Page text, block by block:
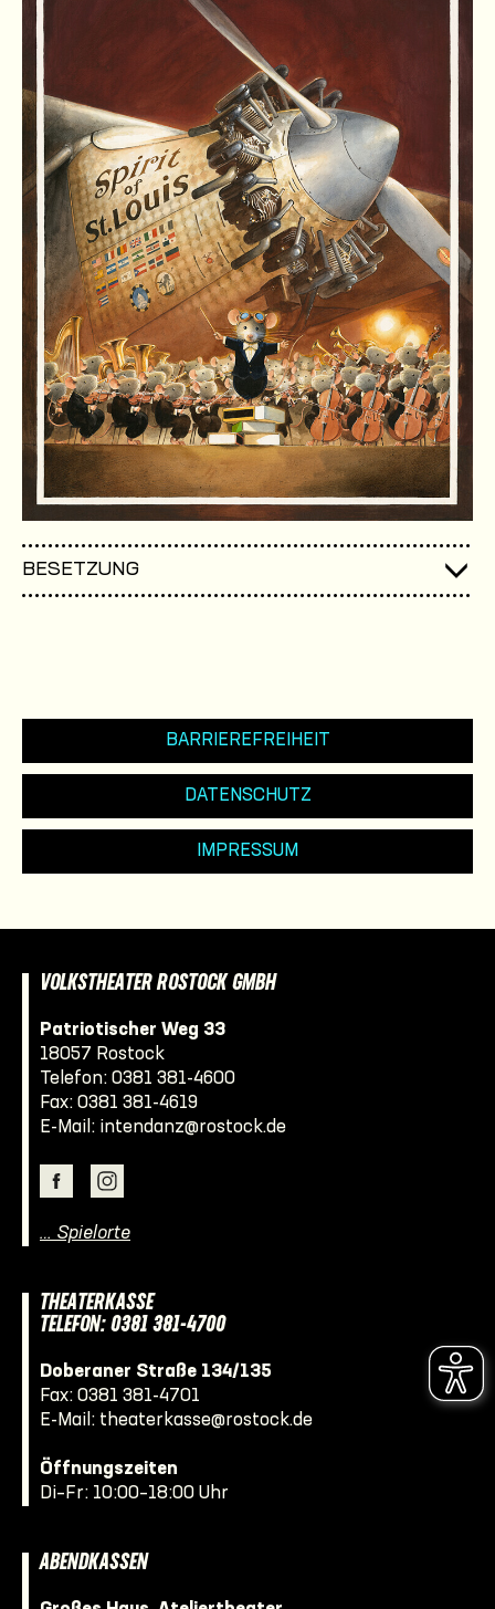
BESETZUNG
BARRIEREFREIHEIT
DATENSCHUTZ
IMPRESSUM
VOLKSTHEATER ROSTOCK GMBH
Patriotischer Weg 33
18057 Rostock
Telefon: 0381 381-4600
Fax: 0381 381-4619
E-Mail: intendanz@rostock.de
… Spielorte
THEATERKASSE
TELEFON: 0381 381-4700
Doberaner Straße 134/135
Fax: 0381 381-4701
E-Mail: theaterkasse@rostock.de
Öffnungszeiten
Di–Fr: 10:00–18:00 Uhr
ABENDKASSEN